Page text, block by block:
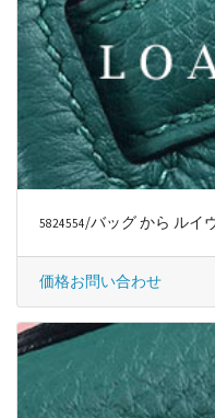
5824554/バッグ から ルイ
価格お問い合わせ